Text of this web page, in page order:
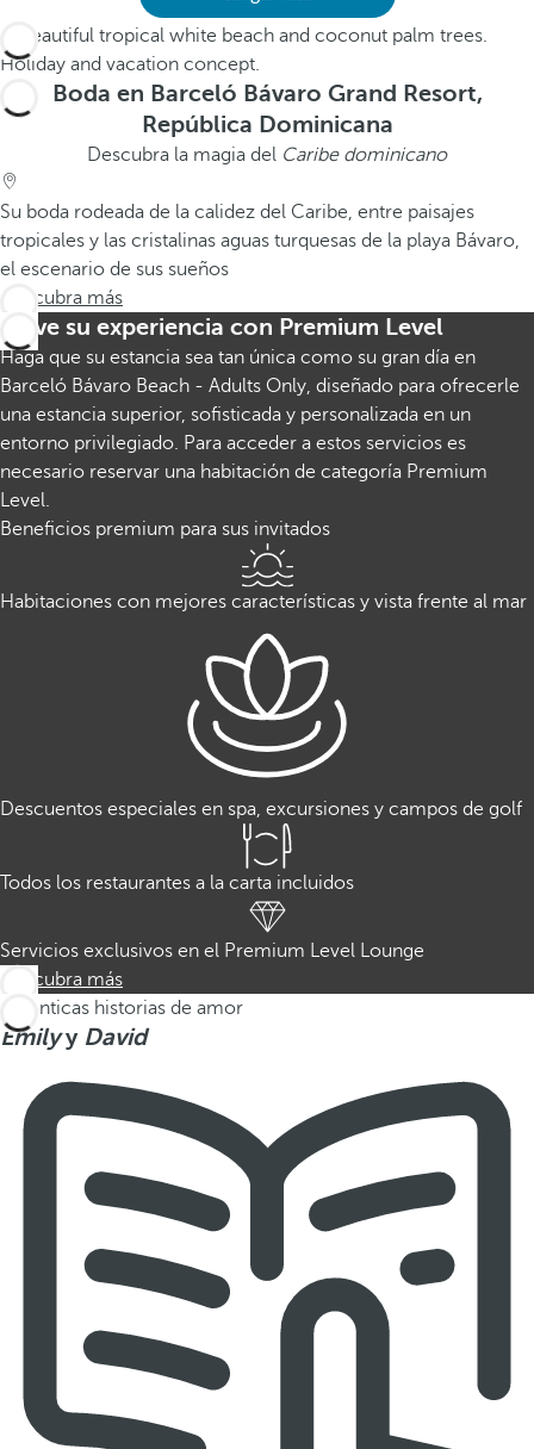
Boda en Barceló Bávaro Grand Resort,
República Dominicana
Descubra la magia del Caribe dominicano
Su boda rodeada de la calidez del Caribe, entre paisajes
tropicales y las cristalinas aguas turquesas de la playa Bávaro,
el escenario de sus sueños
Descubra más
Eleve su experiencia con Premium Level
Haga que su estancia sea tan única como su gran día en
Barceló Bávaro Beach - Adults Only, diseñado para ofrecerle
una estancia superior, sofisticada y personalizada en un
entorno privilegiado. Para acceder a estos servicios es
necesario reservar una habitación de categoría Premium
Level.
Beneficios premium para sus invitados
Habitaciones con mejores características y vista frente al mar
Descuentos especiales en spa, excursiones y campos de golf
Todos los restaurantes a la carta incluidos
Servicios exclusivos en el Premium Level Lounge
Descubra más
Auténticas historias de amor
EmilyyDavid